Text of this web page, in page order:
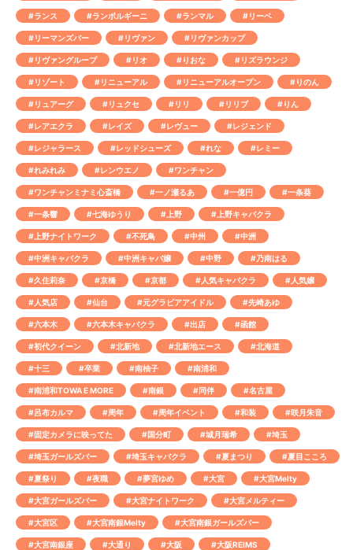
#ランス #ランボルギーニ #ランマル #リーベ
#リーマンズバー #リヴァン #リヴァンカップ
#リヴァングループ #リオ #りおな #リズラウンジ
#リゾート #リニューアル #リニューアルオープン #りのん
#リュアーグ #リュクセ #リリ #リリブ #りん
#レアエクラ #レイズ #レヴュー #レジェンド
#レジャラース #レッドシューズ #れな #レミー
#れみれみ #レンウエノ #ワンチャン
#ワンチャンミナミ心斎橋 #一ノ瀬るあ #一億円 #一条葵
#一条響 #七海ゆうり #上野 #上野キャバクラ
#上野ナイトワーク #不死鳥 #中州 #中洲
#中洲キャバクラ #中洲キャバ嬢 #中野 #乃南はる
#久住莉奈 #京橋 #京都 #人気キャバクラ #人気嬢
#人気店 #仙台 #元グラビアアイドル #先崎あゆ
#六本木 #六本木キャバクラ #出店 #函館
#初代クイーン #北新地 #北新地エース #北海道
#十三 #卒業 #南柚子 #南浦和
#南浦和TOWA E MORE #南銀 #同伴 #名古屋
#呂布カルマ #周年 #周年イベント #和装 #咲月朱音
#固定カメラに映ってた #国分町 #城月瑞希 #埼玉
#埼玉ガールズバー #埼玉キャバクラ #夏まつり #夏目こころ
#夏祭り #夜職 #夢宮ゆめ #大宮 #大宮Melty
#大宮ガールズバー #大宮ナイトワーク #大宮メルティー
#大宮区 #大宮南銀Melty #大宮南銀ガールズバー
#大宮南銀座 #大通り #大阪 #大阪REIMS